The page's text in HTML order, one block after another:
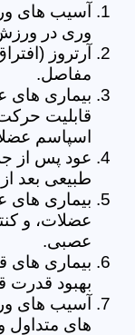
آسیب های
وری در
آرتروز
مفاصل.
بیماری های
قابلیت حرکت
اسپاسم
عود پس از
طبیعی بعد
بیماری های
عضلات، و
عصبی.
بیماری های
بهبود قدرت
آسیب های
های